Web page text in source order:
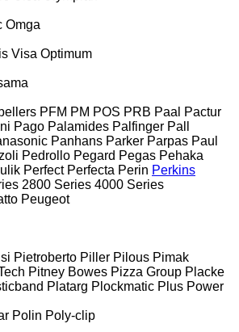
Omga
Visa Optimum
PFM PM POS PRB Paal
Pactur
Pago Palamides Palfinger Pall
Panhans Parker Parpas Paul
Pedrollo Pegard Pegas Pehaka
Perfect Perfecta Perin Perkins
2800 Series 4000 Series
Peugeot
Pietroberto Piller Pilous Pimak
Pitney Bowes Pizza Group Placke
Platarg Plockmatic Plus Power
Polin Poly-clip